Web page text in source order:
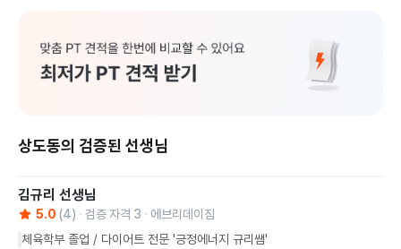
상도동의 검증된 선생님
김규리 선생님
5.0 (4) 검증 자격 3
에브리데이짐
체육학부 졸업 / 다이어트 전문 '긍정에너지 규리쌤'